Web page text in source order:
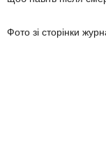
Фото зі сторінки